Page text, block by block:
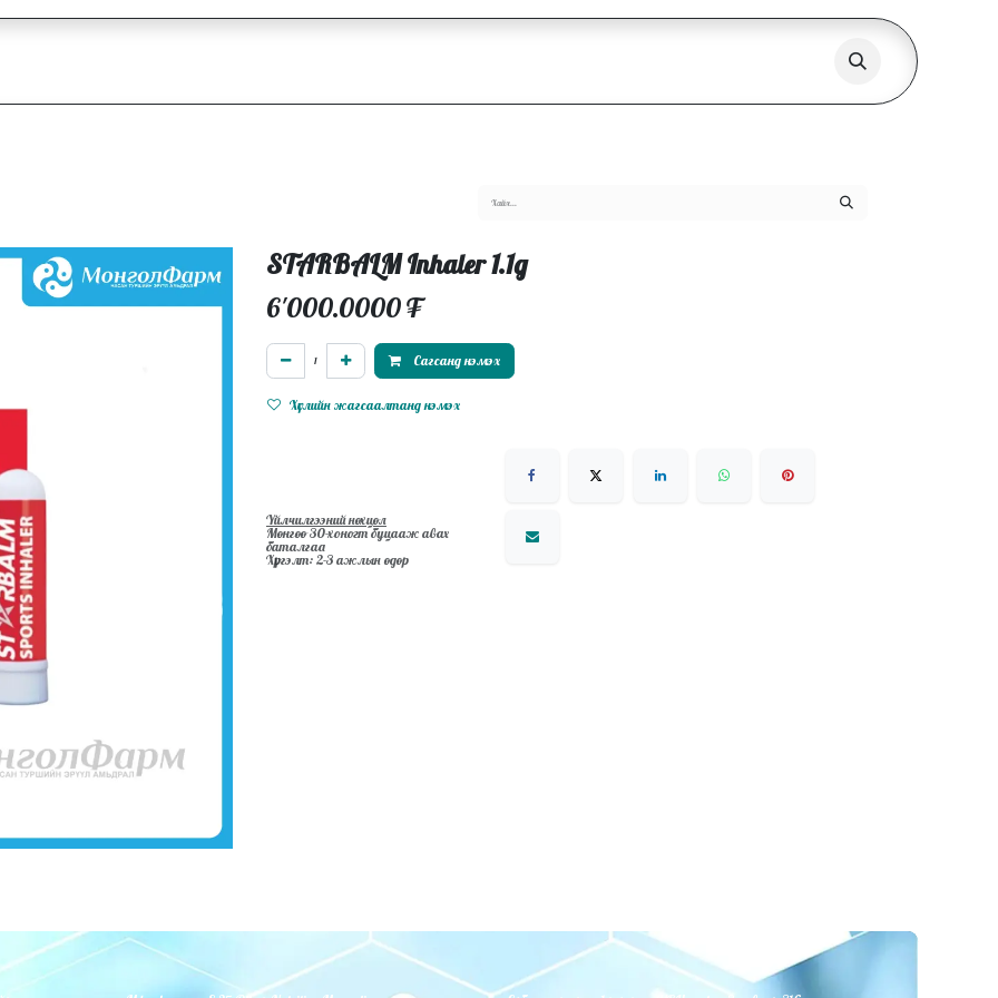
STARBALM Inhaler 1.1g
6'000.0000₮
Сагсанд нэмэх
Хүслийн жагсаалтанд нэмэх
Үйлчилгээний нөхцөл
Мөнгөө 30-хоногт буцааж авах
баталгаа
Хүргэлт: 2-3 ажлын өдөр